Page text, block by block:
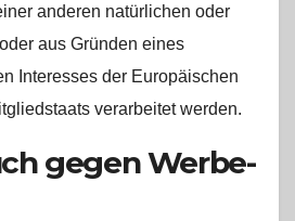
anderen natürlichen oder
aus Gründen eines
Interesses der Europäischen
verarbeitet werden.
gegen Werbe-